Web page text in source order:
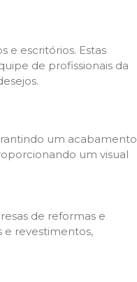
e escritórios. Estas
de profissionais da
um acabamento
um visual
de reformas e
e revestimentos,